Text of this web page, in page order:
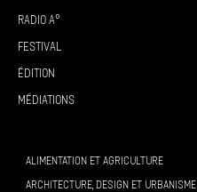
Radio A°
Festival
Édition
Médiations
ALIMENTATION ET AGRICULTURE
ARCHITECTURE, DESIGN ET URBANISME